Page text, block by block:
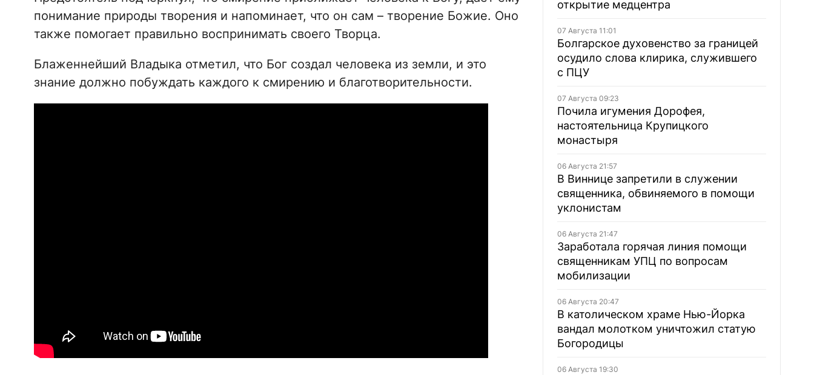
понимание природы творения и напоминает, что он сам – творение Божие. Оно
также помогает правильно воспринимать своего Творца.
Блаженнейший Владыка отметил, что Бог создал человека из земли, и это
знание должно побуждать каждого к смирению и благотворительности.
открытие медцентра
07 Августа 11:01
Болгарское духовенство за границей
осудило слова клирика, служившего
с ПЦУ
07 Августа 09:23
Почила игумения Дорофея,
настоятельница Крупицкого
монастыря
06 Августа 21:57
В Виннице запретили в служении
священника, обвиняемого в помощи
уклонистам
06 Августа 21:47
Заработала горячая линия помощи
священникам УПЦ по вопросам
мобилизации
06 Августа 20:47
В католическом храме Нью-Йорка
вандал молотком уничтожил статую
Богородицы
06 Августа 19:30